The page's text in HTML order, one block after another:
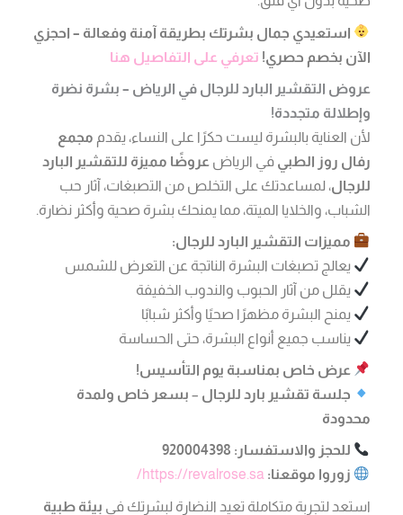
استعيدي جمال بشرتك بطريقة آمنة وفعالة – احجزي
الآن بخصم حصري! تعرفي على التفاصيل هنا
عروض التقشير البارد للرجال في الرياض – بشرة نضرة
وإطلالة متجددة!
لأن العناية بالبشرة ليست حكرًا على النساء، يقدم مجمع
رفال روز الطبي في الرياضعروضًا مميزة للتقشير البارد
للرجال، لمساعدتك على التخلص من التصبغات، آثار حب
الشباب، والخلايا الميتة، مما يمنحك بشرة صحية وأكثر نضارة.
مميزات التقشير البارد للرجال:
يعالج تصبغات البشرة الناتجة عن التعرض للشمس
يقلل من آثار الحبوب والندوب الخفيفة
يمنح البشرة مظهرًا صحيًا وأكثر شبابًا
يناسب جميع أنواع البشرة، حتى الحساسة
عرض خاص بمناسبة يوم التأسيس!
جلسة تقشير بارد للرجال – بسعر خاص ولمدة
محدودة
للحجز والاستفسار: 920004398
زوروا موقعنا: https://revalrose.sa/
استعد لتجربة متكاملة تعيد النضارة لبشرتك في بيئة طبية